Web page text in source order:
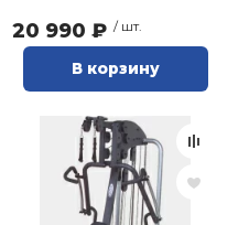
20 990 ₽ / шт.
В корзину